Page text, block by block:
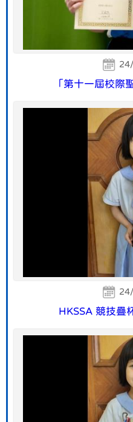
「第十一屆校際
HKSSA 競技疊